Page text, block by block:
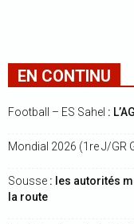
EN CONTINU
Football – ES Sahel :
Mondial 2026 (1re J/GR
Sousse : les autorités
la route